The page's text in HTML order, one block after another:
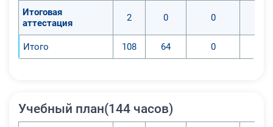
Итоговая
аттестация
2 0 0
Итого 108 64 0
Учебный план(144 часов)